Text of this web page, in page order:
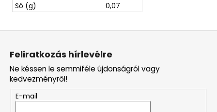
Só (g) 0,07
Feliratkozás hírlevélre
Ne késsen le semmiféle újdonságról vagy
kedvezményről!
E-mail